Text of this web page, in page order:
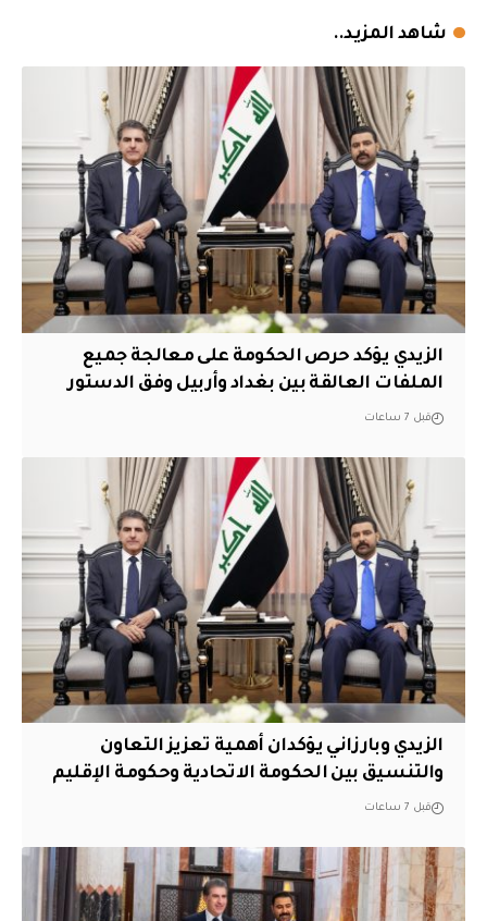
شاهد المزيد..
الزيدي يؤكد حرص الحكومة على معالجة جميع
الملفات العالقة بين بغداد وأربيل وفق الدستور
قبل 7 ساعات
الزيدي وبارزاني يؤكدان أهمية تعزيز التعاون
والتنسيق بين الحكومة الاتحادية وحكومة الإقليم
قبل 7 ساعات